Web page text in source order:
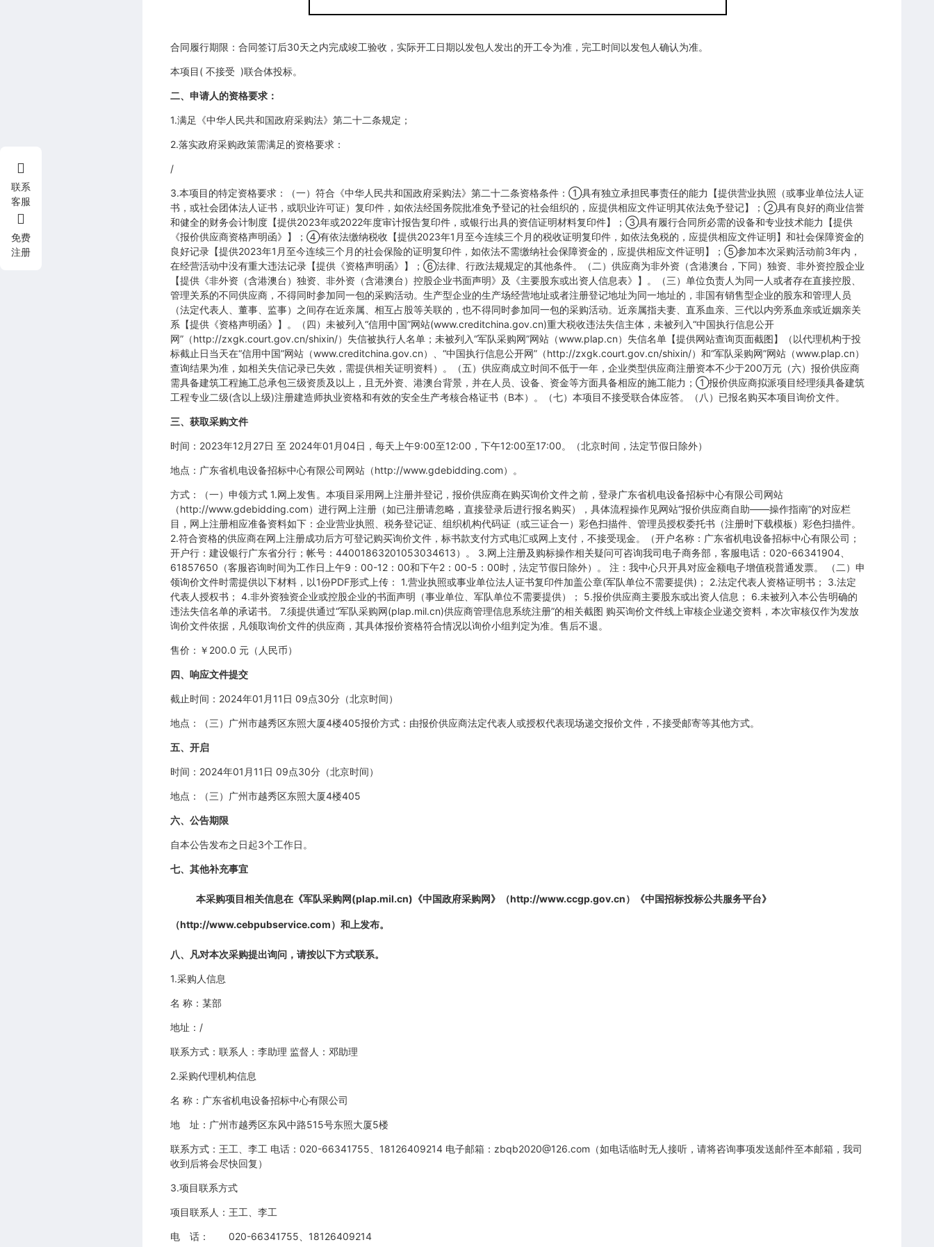
合同履行期限：合同签订后30天之内完成竣工验收，实际开工日期以发包人发出的开工令为准，完工时间以发包人确认为准。
本项目( 不接受 )联合体投标。
二、申请人的资格要求：
1.满足《中华人民共和国政府采购法》第二十二条规定；
2.落实政府采购政策需满足的资格要求：
/
3.本项目的特定资格要求：（一）符合《中华人民共和国政府采购法》第二十二条资格条件：①具有独立承担民事责任的能力【提供营业执照（或事业单位法人证
书，或社会团体法人证书，或职业许可证）复印件，如依法经国务院批准免予登记的社会组织的，应提供相应文件证明其依法免予登记】；②具有良好的商业信誉
和健全的财务会计制度【提供2023年或2022年度审计报告复印件，或银行出具的资信证明材料复印件】；③具有履行合同所必需的设备和专业技术能力【提供
《报价供应商资格声明函》】；④有依法缴纳税收【提供2023年1月至今连续三个月的税收证明复印件，如依法免税的，应提供相应文件证明】和社会保障资金的
良好记录【提供2023年1月至今连续三个月的社会保险的证明复印件，如依法不需缴纳社会保障资金的，应提供相应文件证明】；⑤参加本次采购活动前3年内，
在经营活动中没有重大违法记录【提供《资格声明函》】；⑥法律、行政法规规定的其他条件。（二）供应商为非外资（含港澳台，下同）独资、非外资控股企业
【提供《非外资（含港澳台）独资、非外资（含港澳台）控股企业书面声明》及《主要股东或出资人信息表》】。（三）单位负责人为同一人或者存在直接控股、
管理关系的不同供应商，不得同时参加同一包的采购活动。生产型企业的生产场经营地址或者注册登记地址为同一地址的，非国有销售型企业的股东和管理人员
（法定代表人、董事、监事）之间存在近亲属、相互占股等关联的，也不得同时参加同一包的采购活动。近亲属指夫妻、直系血亲、三代以内旁系血亲或近姻亲关
系【提供《资格声明函》】。（四）未被列入“信用中国”网站(www.creditchina.gov.cn)重大税收违法失信主体，未被列入“中国执行信息公开
网”（http://zxgk.court.gov.cn/shixin/）失信被执行人名单；未被列入“军队采购网”网站（www.plap.cn）失信名单【提供网站查询页面截图】（以代理机构于投
标截止日当天在“信用中国”网站（www.creditchina.gov.cn）、“中国执行信息公开网”（http://zxgk.court.gov.cn/shixin/）和“军队采购网”网站（www.plap.cn）
查询结果为准，如相关失信记录已失效，需提供相关证明资料）。（五）供应商成立时间不低于一年，企业类型供应商注册资本不少于200万元（六）报价供应商
需具备建筑工程施工总承包三级资质及以上，且无外资、港澳台背景，并在人员、设备、资金等方面具备相应的施工能力；①报价供应商拟派项目经理须具备建筑
工程专业二级(含以上级)注册建造师执业资格和有效的安全生产考核合格证书（B本）。（七）本项目不接受联合体应答。（八）已报名购买本项目询价文件。
三、获取采购文件
时间：2023年12月27日 至 2024年01月04日，每天上午9:00至12:00，下午12:00至17:00。（北京时间，法定节假日除外）
地点：广东省机电设备招标中心有限公司网站（http://www.gdebidding.com）。
方式：（一）申领方式 1.网上发售。本项目采用网上注册并登记，报价供应商在购买询价文件之前，登录广东省机电设备招标中心有限公司网站
（http://www.gdebidding.com）进行网上注册（如已注册请忽略，直接登录后进行报名购买），具体流程操作见网站“报价供应商自助——操作指南”的对应栏
目，网上注册相应准备资料如下：企业营业执照、税务登记证、组织机构代码证（或三证合一）彩色扫描件、管理员授权委托书（注册时下载模板）彩色扫描件。
2.符合资格的供应商在网上注册成功后方可登记购买询价文件，标书款支付方式电汇或网上支付，不接受现金。（开户名称：广东省机电设备招标中心有限公司；
开户行：建设银行广东省分行；帐号：44001863201053034613）。 3.网上注册及购标操作相关疑问可咨询我司电子商务部，客服电话：020-66341904、
61857650（客服咨询时间为工作日上午9：00-12：00和下午2：00-5：00时，法定节假日除外）。 注：我中心只开具对应金额电子增值税普通发票。 （二）申
领询价文件时需提供以下材料，以1份PDF形式上传： 1.营业执照或事业单位法人证书复印件加盖公章(军队单位不需要提供)； 2.法定代表人资格证明书； 3.法定
代表人授权书； 4.非外资独资企业或控股企业的书面声明（事业单位、军队单位不需要提供）； 5.报价供应商主要股东或出资人信息； 6.未被列入本公告明确的
违法失信名单的承诺书。 7.须提供通过“军队采购网(plap.mil.cn)供应商管理信息系统注册”的相关截图 购买询价文件线上审核企业递交资料，本次审核仅作为发放
询价文件依据，凡领取询价文件的供应商，其具体报价资格符合情况以询价小组判定为准。售后不退。
售价：￥200.0 元（人民币）
四、响应文件提交
截止时间：2024年01月11日 09点30分（北京时间）
地点：（三）广州市越秀区东照大厦4楼405报价方式：由报价供应商法定代表人或授权代表现场递交报价文件，不接受邮寄等其他方式。
五、开启
时间：2024年01月11日 09点30分（北京时间）
地点：（三）广州市越秀区东照大厦4楼405
六、公告期限
自本公告发布之日起3个工作日。
七、其他补充事宜
本采购项目相关信息在《军队采购网(plap.mil.cn)《中国政府采购网》（http://www.ccgp.gov.cn）《中国招标投标公共服务平台》
（http://www.cebpubservice.com）和上发布。
八、凡对本次采购提出询问，请按以下方式联系。
1.采购人信息
名 称：某部
地址：/
联系方式：联系人：李助理 监督人：邓助理
2.采购代理机构信息
名 称：广东省机电设备招标中心有限公司
地 址：广州市越秀区东风中路515号东照大厦5楼
联系方式：王工、李工 电话：020-66341755、18126409214 电子邮箱：zbqb2020@126.com（如电话临时无人接听，请将咨询事项发送邮件至本邮箱，我司
收到后将会尽快回复）
3.项目联系方式
项目联系人：王工、李工
电 话： 020-66341755、18126409214
联系
客服
免费
注册